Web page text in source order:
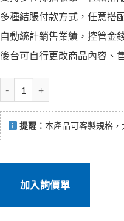
多種結賬付款方式，任意搭
自動統計銷售業績，控管金
後台可自行更改商品內容、
提醒： 本產品可客製規格，
加入詢價單